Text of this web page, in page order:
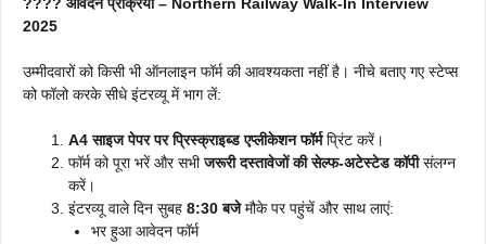
???? आवेदन प्रक्रिया – Northern Railway Walk-In Interview
2025
उम्मीदवारों को किसी भी ऑनलाइन फॉर्म की आवश्यकता नहीं है। नीचे बताए गए स्टेप्स
को फॉलो करके सीधे इंटरव्यू में भाग लें:
A4 साइज पेपर पर प्रिस्क्राइब्ड एप्लीकेशन फॉर्मप्रिंट करें।
फॉर्म को पूरा भरें और सभीजरूरी दस्तावेजों की सेल्फ-अटेस्टेड कॉपीसंलग्न
करें।
इंटरव्यू वाले दिन सुबह 8:30 बजेमौके पर पहुंचें और साथ लाएं:
भर हुआ आवेदन फॉर्म